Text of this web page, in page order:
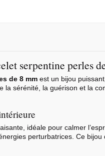
serpentine perles
de 8 mm est un bijou
la sérénité, la guérison et la
idéale pour calmer
perturbatrices. Ce